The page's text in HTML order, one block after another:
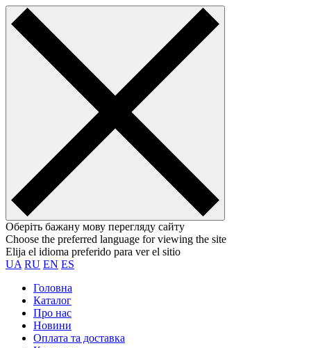
Оберіть бажану мову перегляду сайту
Choose the preferred language for viewing the site
Elija el idioma preferido para ver el sitio
UA RU EN ES
Головна
Каталог
Про нас
Новини
Оплата та доставка